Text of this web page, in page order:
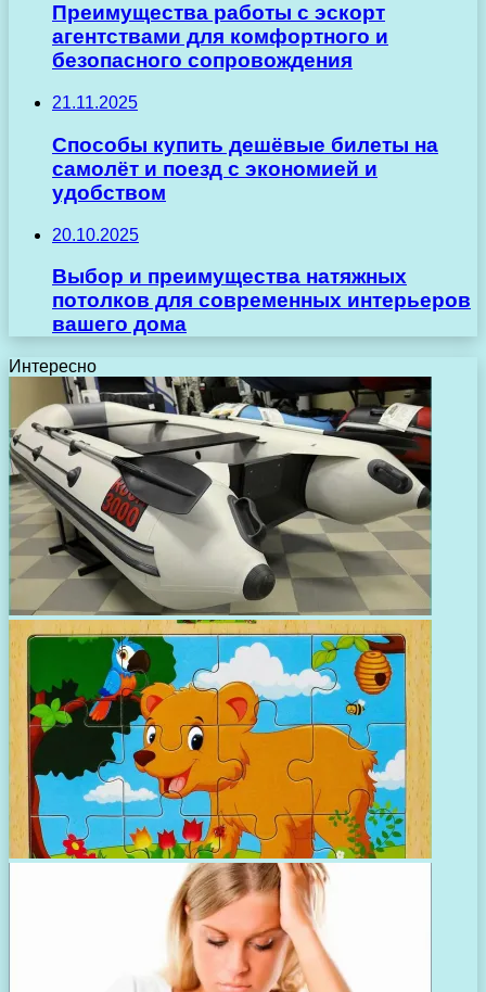
Преимущества работы с эскорт
агентствами для комфортного и
безопасного сопровождения
21.11.2025
Способы купить дешёвые билеты на
самолёт и поезд с экономией и
удобством
20.10.2025
Выбор и преимущества натяжных
потолков для современных интерьеров
вашего дома
Интересно